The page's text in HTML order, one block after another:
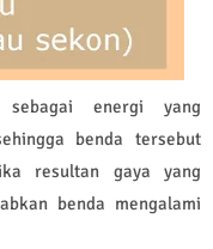
energiyang
benda tersebut
resultan gaya yang
benda mengalami